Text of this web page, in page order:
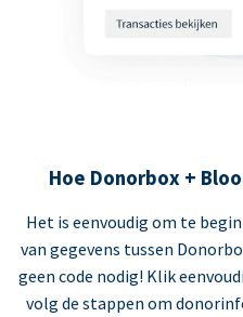
Hoe Donorbox +
Het is eenvoudig om te
van gegevens tussen
geen code nodig! Klik
volg de stappen om